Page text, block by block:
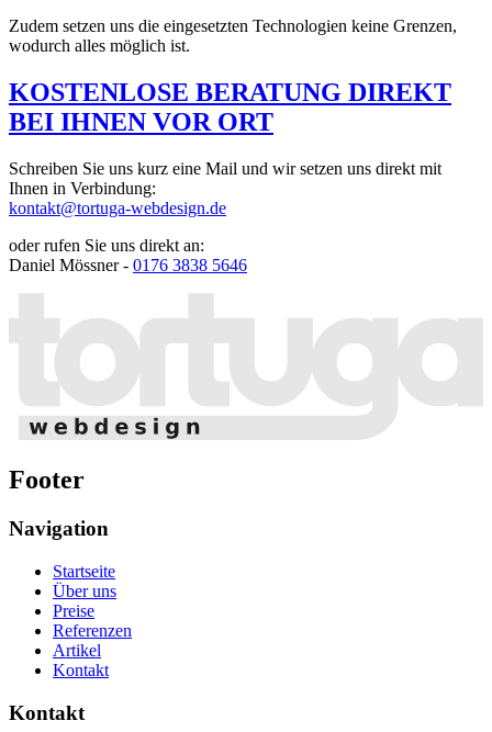
Zudem setzen uns die eingesetzten Technologien keine Grenzen,
wodurch alles möglich ist.
KOSTENLOSE BERATUNG DIREKT
BEI IHNEN VOR ORT
Schreiben Sie uns kurz eine Mail und wir setzen uns direkt mit
Ihnen in Verbindung:
kontakt@tortuga-webdesign.de
oder rufen Sie uns direkt an:
Daniel Mössner - 0176 3838 5646
Footer
Navigation
Startseite
Über uns
Preise
Referenzen
Artikel
Kontakt
Kontakt